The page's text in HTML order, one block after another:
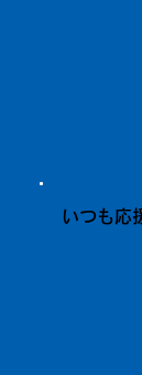
いつも応